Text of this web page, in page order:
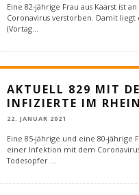
Eine 82-jährige Frau aus Kaarst ist
Coronavirus verstorben. Damit
(Vortag
AKTUELL 829 MIT
INFIZIERTE IM
22. JANUAR 2021
Eine 85-jährige und eine 80-jährige
einer Infektion mit dem
Todesopfer ...